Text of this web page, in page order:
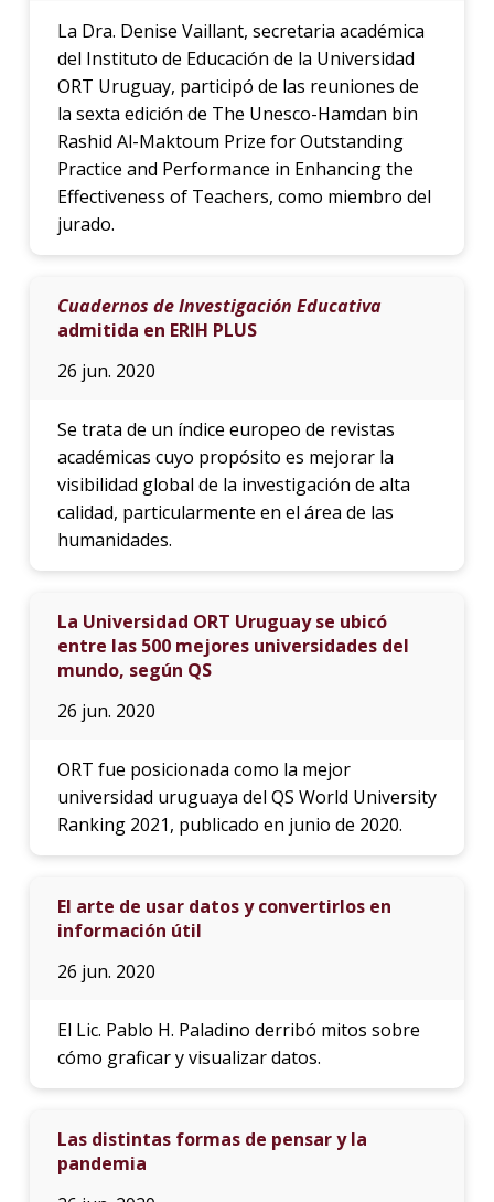
La Dra. Denise Vaillant, secretaria académica
del Instituto de Educación de la Universidad
ORT Uruguay, participó de las reuniones de
la sexta edición de The Unesco-Hamdan bin
Rashid Al-Maktoum Prize for Outstanding
Practice and Performance in Enhancing the
Effectiveness of Teachers, como miembro del
jurado.
Cuadernos de Investigación Educativa
admitida en ERIH PLUS
26 jun. 2020
Se trata de un índice europeo de revistas
académicas cuyo propósito es mejorar la
visibilidad global de la investigación de alta
calidad, particularmente en el área de las
humanidades.
La Universidad ORT Uruguay se ubicó
entre las 500 mejores universidades del
mundo, según QS
26 jun. 2020
ORT fue posicionada como la mejor
universidad uruguaya del QS World University
Ranking 2021, publicado en junio de 2020.
El arte de usar datos y convertirlos en
información útil
26 jun. 2020
El Lic. Pablo H. Paladino derribó mitos sobre
cómo graficar y visualizar datos.
Las distintas formas de pensar y la
pandemia